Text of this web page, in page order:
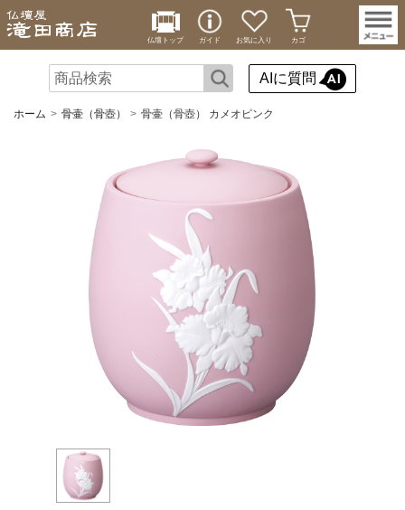
仏壇トップ ガイド お気に入り カゴ
AIに質問
ホーム 骨壷（骨壺） 骨壷（骨壺） カメオピンク